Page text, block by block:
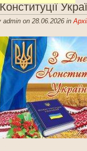
admin on 28.06.2026 in